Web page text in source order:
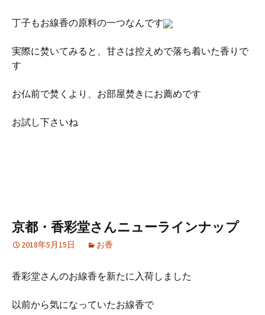
丁子もお線香の原料の一つなんです
実際に焚いてみると、甘さは控えめで落ち着いた香りで
す
お仏前で焚くより、お部屋焚きにお薦めです
お試し下さいね
京都・香彩堂さんニューラインナップ
2018年5月15日 お香
香彩堂さんのお線香を新たに入荷しました
以前から気になっていたお線香で